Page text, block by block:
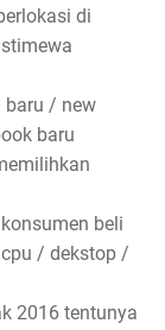
di
baru / new
baru
beli
/ dekstop /
2016 tentunya